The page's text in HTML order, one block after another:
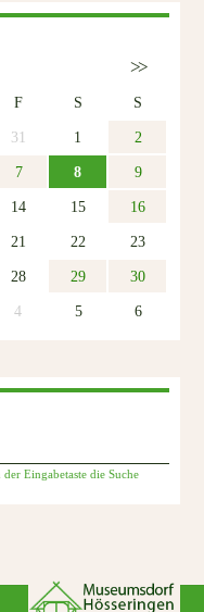
>>
F S
S
31 1
2
7 8
9
14 15
16
21 22
23
28 29
30
4 5 6